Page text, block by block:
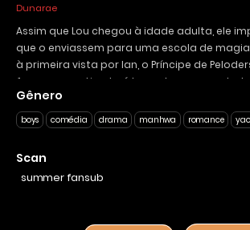
Dunarae
Assim que Lou chegou à idade adulta, ele
que o enviassem para uma escola de
à primeira vista por Ian, o Príncipe de
forma se sentiu atraído por Lou… na
assassinada há muito tempo pelo atual
enquanto Ian veio aprender magia para
dois, cada um abrigando um segredo,
Gênero
boys comédia drama manhwa romance
Scan
summer fansub